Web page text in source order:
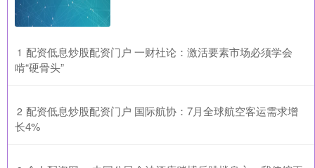
1 ​配资低息炒股配资门户 一财社论：激活要素市场必须学会
啃“硬骨头”
2 ​配资低息炒股配资门户 国际航协：7月全球航空客运需求增
长4%